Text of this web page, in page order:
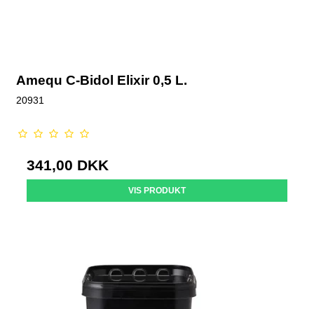
Amequ C-Bidol Elixir 0,5 L.
20931
341,00 DKK
VIS PRODUKT